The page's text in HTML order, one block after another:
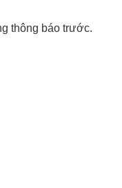
thông báo trước.